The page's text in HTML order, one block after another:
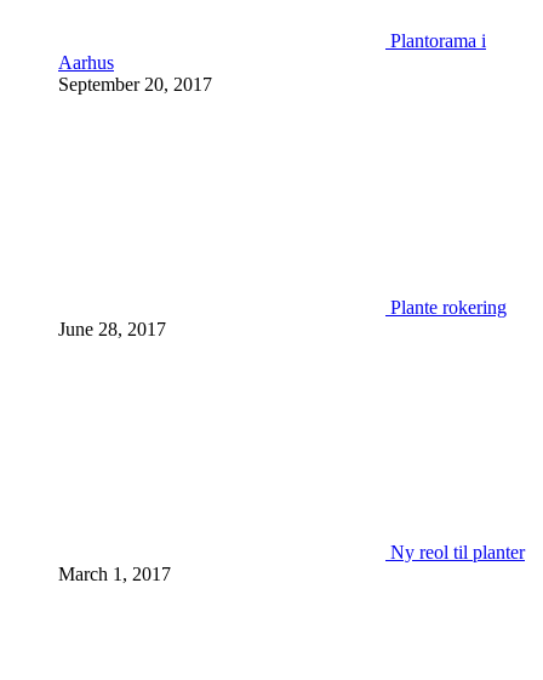
Plantorama i
Aarhus
September 20, 2017
Plante rokering
June 28, 2017
Ny reol til planter
March 1, 2017